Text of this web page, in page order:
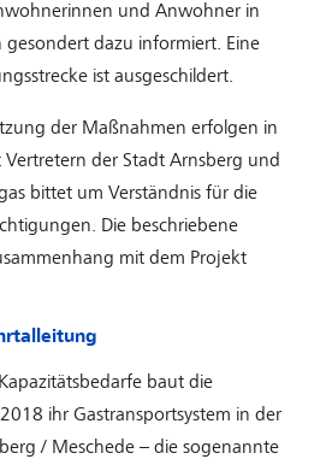
und Anwohner in
gesondert dazu informiert. Eine
ist ausgeschildert.
der Maßnahmen erfolgen in
der Stadt Arnsberg und
bittet um Verständnis für die
Die beschriebene
mit dem Projekt
baut die
2018 ihr Gastransportsystem in der
/ Meschede – die sogenannte